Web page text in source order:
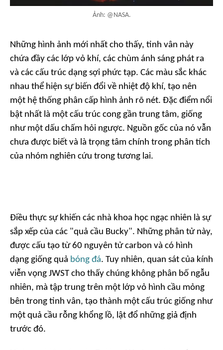
Ảnh: @NASA.
Những hình ảnh mới nhất cho thấy, tinh vân này
chứa đầy các lớp vỏ khí, các chùm ánh sáng phát ra
và các cấu trúc dạng sợi phức tạp. Các màu sắc khác
nhau thể hiện sự biến đổi về nhiệt độ khí, tạo nên
một hệ thống phân cấp hình ảnh rõ nét. Đặc điểm nổi
bật nhất là một cấu trúc cong gần trung tâm, giống
như một dấu chấm hỏi ngược. Nguồn gốc của nó vẫn
chưa được biết và là trọng tâm chính trong phân tích
của nhóm nghiên cứu trong tương lai.
Điều thực sự khiến các nhà khoa học ngạc nhiên là sự
sắp xếp của các "quả cầu Bucky". Những phân tử này,
được cấu tạo từ 60 nguyên tử carbon và có hình
dạng giống quả bóng đá. Tuy nhiên, quan sát của kính
viễn vọng JWST cho thấy chúng không phân bố ngẫu
nhiên, mà tập trung trên một lớp vỏ hình cầu mỏng
bên trong tinh vân, tạo thành một cấu trúc giống như
một quả cầu rỗng khổng lồ, lật đổ những giả định
trước đó.